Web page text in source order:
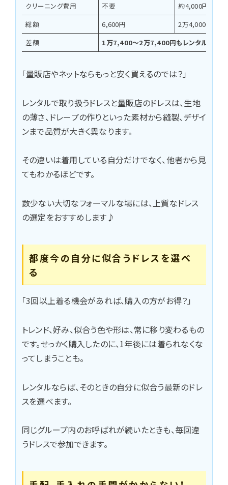
クリーニング費用
不要
約4,000円
総額
6,600円
2万4,000〜3万
差額
1万7,400〜2万7,400円もレンタルが安い
「量販店やネットならもっと安く買えるのでは？」
レンタルで取り扱うドレスと量販店のドレスは、生地
の薄さ、ドレープの作りといった素材から縫製、デザイ
ンまで品質が大きく異なります。
その違いは着用している自分だけでなく、他者から見
てもわかるほどです。
数少ない大切なフォーマルな場には、上質なドレス
の選定をおすすめします♪
都度今の自分に似合うドレスを選べ
る
「3回以上着る機会があれば、購入の方がお得？」
トレンド、好み、似合う色や形は、常に移り変わるもの
です。せっかく購入したのに、1年後には着られなくな
ってしまうことも。
レンタルならば、そのときの自分に似合う最新のドレ
スを選べます。
同じグループ内のお呼ばれが続いたときも、毎回違
うドレスで参加できます。